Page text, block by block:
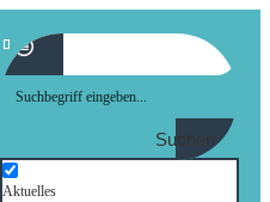
Suchen
Aktuelles